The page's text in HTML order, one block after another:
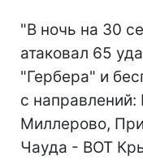
"В ночь на 30
атаковал 65
"Гербера" и
с
Миллерово,
Чауда - ВОТ